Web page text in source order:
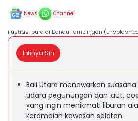
News Channel
ilustrasi pura di Danau Tamblingan
Intinya Sih
Bali Utara menawarkan
udara pegunungan dan laut,
yang ingin menikmati liburan
keramaian kawasan selatan.